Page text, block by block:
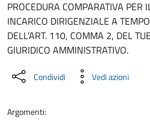
Dettaglio del documento
PROCEDURA COMPARATIVA PER
INCARICO DIRIGENZIALE A
DELL’ART. 110, COMMA 2, DEL
GIURIDICO AMMINISTRATIVO.
Condividi Vedi azioni
Argomenti: